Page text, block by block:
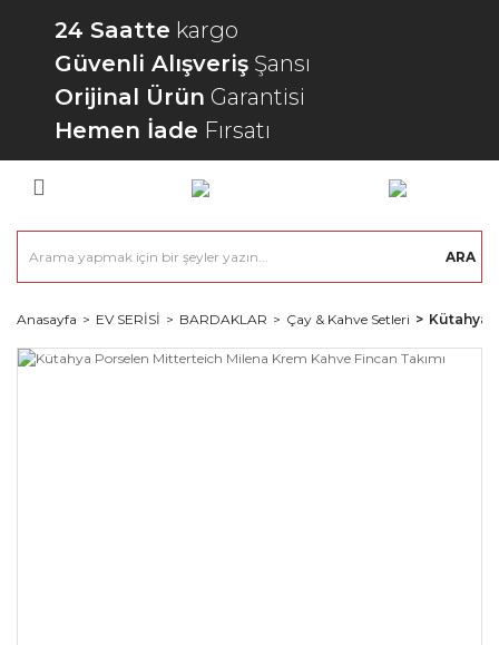
24 Saatte kargo
Güvenli Alışveriş Şansı
Orijinal Ürün Garantisi
Hemen İade Fırsatı
ARA
Anasayfa EV SERİSİ BARDAKLAR Çay & Kahve Setleri Kütahya